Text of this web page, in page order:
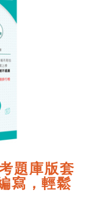
題庫版套
寫，輕鬆